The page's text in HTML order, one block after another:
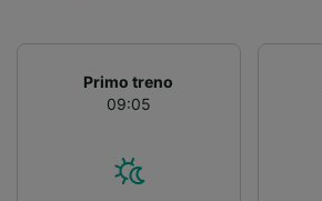
Primo treno
09:05